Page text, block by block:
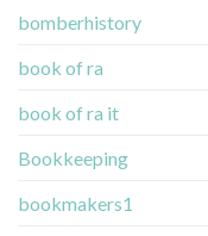
bomberhistory
book of ra
book of ra it
Bookkeeping
bookmakers1